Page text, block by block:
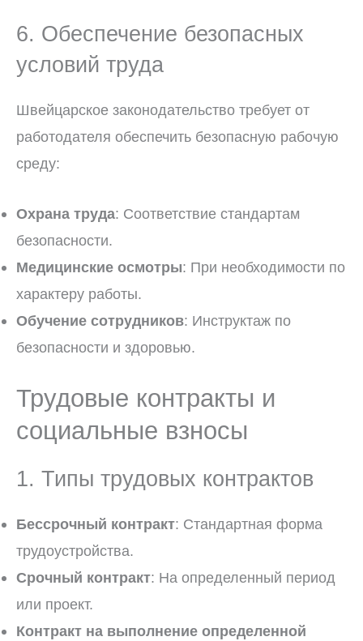
6. Обеспечение безопасных
условий труда
Швейцарское законодательство требует от
работодателя обеспечить безопасную рабочую
среду:
Охрана труда: Соответствие стандартам
безопасности.
Медицинские осмотры: При необходимости по
характеру работы.
Обучение сотрудников: Инструктаж по
безопасности и здоровью.
Трудовые контракты и
социальные взносы
1. Типы трудовых контрактов
Бессрочный контракт: Стандартная форма
трудоустройства.
Срочный контракт: На определенный период
или проект.
Контракт на выполнение определенной